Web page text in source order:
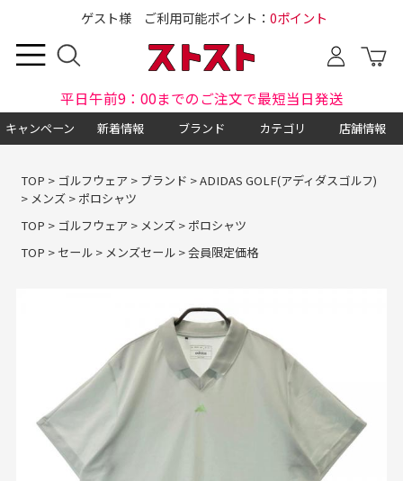
ゲスト様 ご利用可能ポイント： 0ポイント
平日午前9：00までのご注文で最短当日発送
キャンペーン 新着情報 ブランド カテゴリ 店舗情報
TOP > ゴルフウェア > ブランド >ADIDAS GOLF(アディダスゴルフ)
> メンズ> ポロシャツ
TOP > ゴルフウェア > メンズ> ポロシャツ
TOP > セール> メンズセール>会員限定価格